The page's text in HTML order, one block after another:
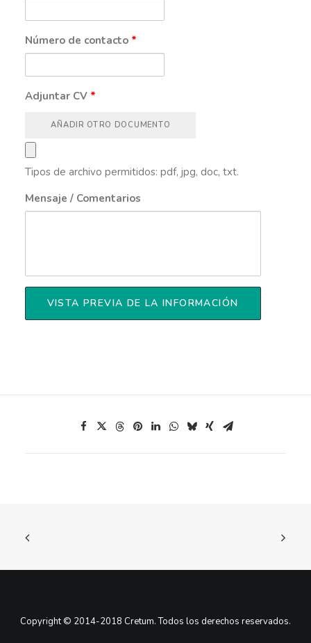
Número de contacto *
Adjuntar CV *
AÑADIR OTRO DOCUMENTO
Tipos de archivo permitidos: pdf, jpg, doc, txt.
Mensaje / Comentarios
Copyright © 2014-2018 Cretum. Todos los derechos reservados.